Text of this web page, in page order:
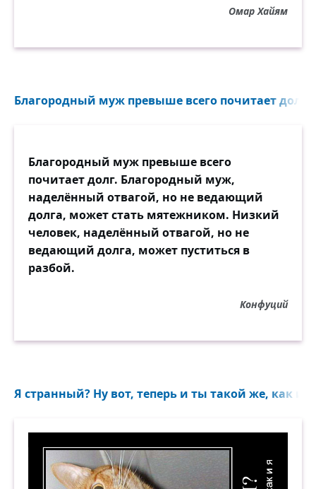
Но садятся орлы, как магнит, на железную
Даже стулья плетёные держатся здесь
Только рыбы в морях знают цену свободе;
этикеток и касс. И пространство торчит
прейскурантом.
Время создано смертью. Нуждаясь в телах
и вещах,
свойства тех и других оно ищет в сырых
овощах.
Кочет внемлет курантам.
к сожалению, трудно. Красавице платье
дивы.
блюдут,
но раздвинутый мир должен где-то
сужаться, и тут —
тут конец перспективы.
Омар Хайям
Благородный муж превыше всего почитает долг...
Благородный муж превыше всего
почитает долг. Благородный муж,
наделённый отвагой, но не ведающий
долга, может стать мятежником. Низкий
человек, наделённый отвагой, но не
ведающий долга, может пуститься в
разбой.
Конфуций
Я странный? Ну вот, теперь и ты такой же, как и